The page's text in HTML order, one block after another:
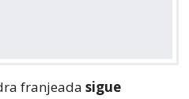
franjeada sigue